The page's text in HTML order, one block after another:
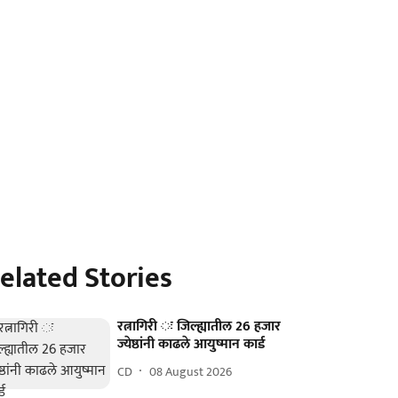
Stories
रत्नागिरी ः जिल्ह्यातील 26 हजार
ज्येष्ठांनी काढले आयुष्मान कार्ड
CD 08 August 2026